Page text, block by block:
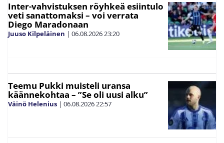
Inter-vahvistuksen röyhkeä esiintulo
veti sanattomaksi – voi verrata
Diego Maradonaan
Juuso Kilpeläinen | 06.08.202623:20
Teemu Pukki muisteli uransa
käännekohtaa – ”Se oli uusi alku”
Väinö Helenius | 06.08.202622:57